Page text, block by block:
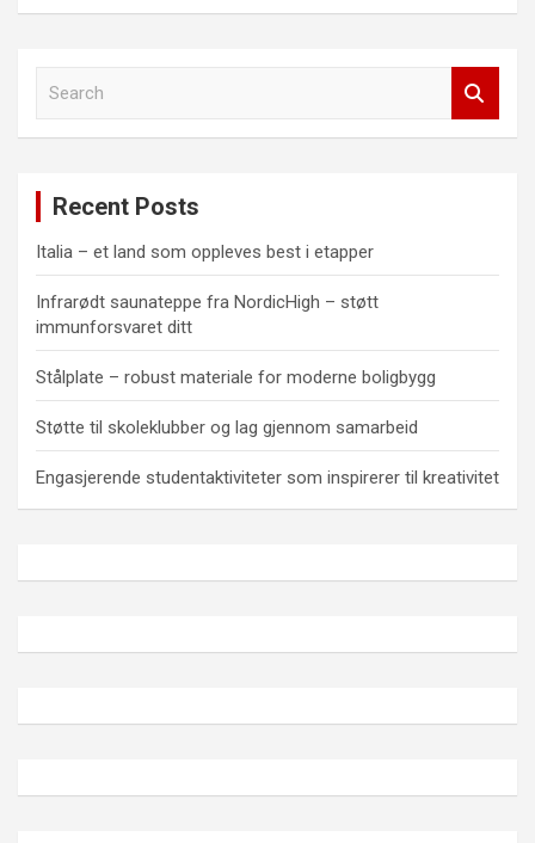
Recent Posts
Italia – et land som oppleves best i etapper
Infrarødt saunateppe fra NordicHigh – støtt
immunforsvaret ditt
Stålplate – robust materiale for moderne boligbygg
Støtte til skoleklubber og lag gjennom samarbeid
Engasjerende studentaktiviteter som inspirerer til kreativitet